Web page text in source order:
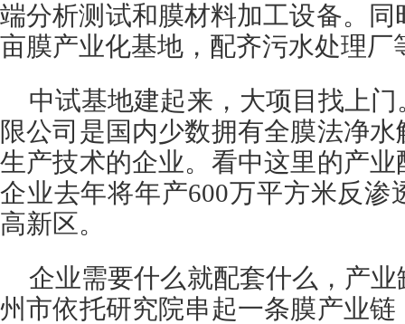
端分析测试和膜材料加工设备。同
亩膜产业化基地，配齐污水处理厂
中试基地建起来，大项目找上
限公司是国内少数拥有全膜法净
生产技术的企业。看中这里的产
企业去年将年产600万平方米反渗
高新区。
企业需要什么就配套什么，产
州市依托研究院串起一条膜产业